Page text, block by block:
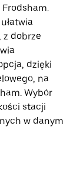
z dobrze
dzięki
na
Wybór
stacji
w danym